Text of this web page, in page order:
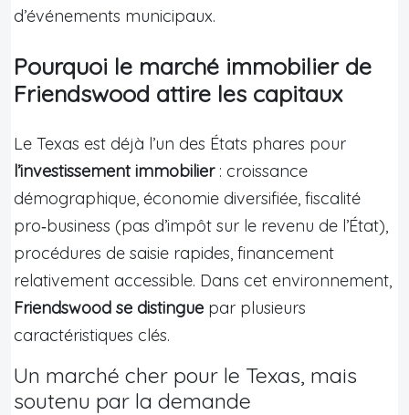
d’événements municipaux.
Pourquoi le marché immobilier de
Friendswood attire les capitaux
Le Texas est déjà l’un des États phares pour
l’investissement immobilier: croissance
démographique, économie diversifiée, fiscalité
pro‑business (pas d’impôt sur le revenu de l’État),
procédures de saisie rapides, financement
relativement accessible. Dans cet environnement,
Friendswood se distingue par plusieurs
caractéristiques clés.
Un marché cher pour le Texas, mais
soutenu par la demande